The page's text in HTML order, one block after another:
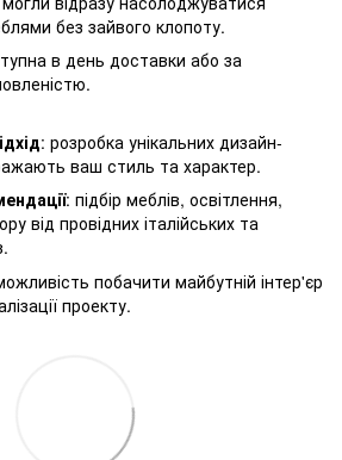
без зайвого клопоту.
в день доставки або за
: розробка унікальних дизайн-
ваш стиль та характер.
: підбір меблів, освітлення,
від провідних італійських та
побачити майбутній інтер'єр
проекту.